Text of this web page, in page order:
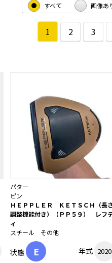
すべて 画像あ
1 2 3
パター
ピン
ＨＥＰＰＬＥＲ ＫＥＴＳＣＨ（長
調整機能付き）（ＰＰ５９） レフ
ィ
スチール その他
状態 E 年式 2020